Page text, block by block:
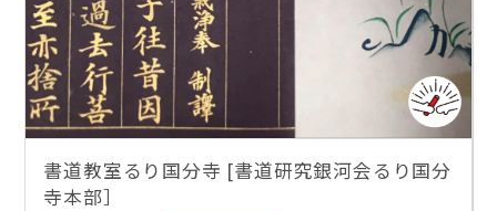
書道教室るり国分寺 [書道研究銀河会るり国分
寺本部］